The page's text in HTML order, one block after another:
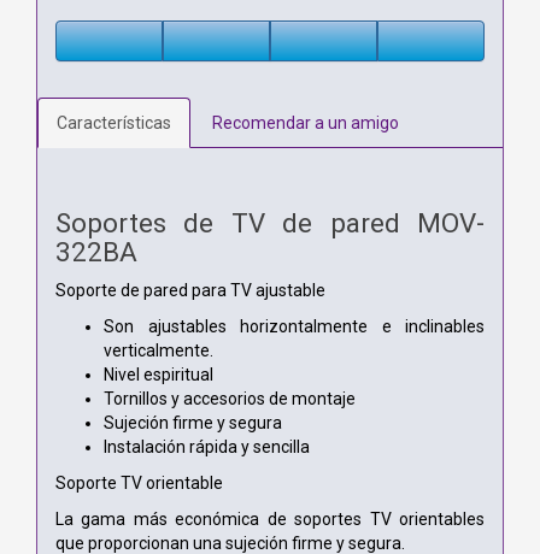
Características Recomendar a un amigo
Soportes de TV de pared MOV-
322BA
Soporte de pared para TV ajustable
Son ajustables horizontalmente e inclinables
verticalmente.
Nivel espiritual
Tornillos y accesorios de montaje
Sujeción firme y segura
Instalación rápida y sencilla
Soporte TV orientable
La gama más económica de soportes TV orientables
que proporcionan una sujeción firme y segura.